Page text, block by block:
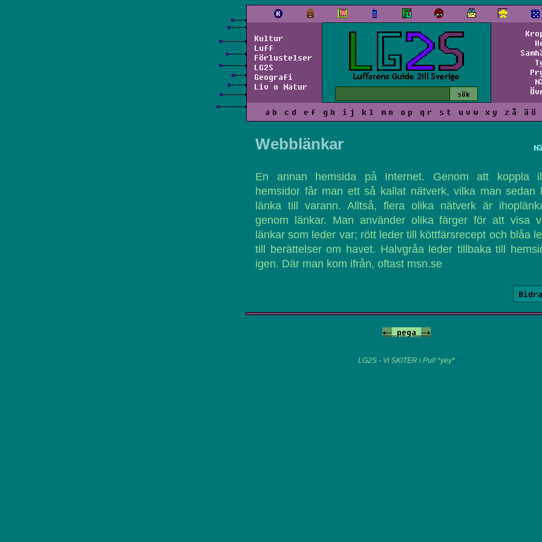
Kultur
Luff
Förlustelser
LG2S
Geografi
Liv o Natur
a b c d e f g h i j k l m n o p q r s t u v w x y z å ä ö
Webblänkar
En annan hemsida på Internet. Genom att koppla
hemsidor får man ett så kallat nätverk, vilka man sedan
länka till varann. Alltså, flera olika nätverk är
genom länkar. Man använder olika färger för att visa
länkar som leder var; rött leder till köttfärsrecept och blåa
till berättelser om havet. Halvgråa leder tillbaka till
igen. Där man kom ifrån, oftast msn.se
<- pega ->
LG2S - Vi SKITER i Pul! *yey*